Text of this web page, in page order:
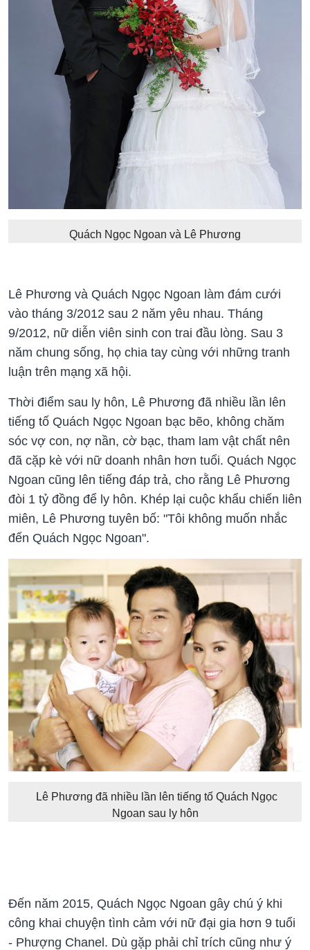
Quách Ngọc Ngoan và Lê Phương
Lê Phương và Quách Ngọc Ngoan làm đám cưới
vào tháng 3/2012 sau 2 năm yêu nhau. Tháng
9/2012, nữ diễn viên sinh con trai đầu lòng. Sau 3
năm chung sống, họ chia tay cùng với những tranh
luận trên mạng xã hội.
Thời điểm sau ly hôn, Lê Phương đã nhiều lần lên
tiếng tố Quách Ngọc Ngoan bạc bẽo, không chăm
sóc vợ con, nợ nần, cờ bạc, tham lam vật chất nên
đã cặp kè với nữ doanh nhân hơn tuổi. Quách Ngọc
Ngoan cũng lên tiếng đáp trả, cho rằng Lê Phương
đòi 1 tỷ đồng để ly hôn. Khép lại cuộc khẩu chiến liên
miên, Lê Phương tuyên bố: "Tôi không muốn nhắc
đến Quách Ngọc Ngoan".
Lê Phương đã nhiều lần lên tiếng tố Quách Ngọc
Ngoan sau ly hôn
Đến năm 2015, Quách Ngọc Ngoan gây chú ý khi
công khai chuyện tình cảm với nữ đại gia hơn 9 tuổi
- Phượng Chanel. Dù gặp phải chỉ trích cũng như ý